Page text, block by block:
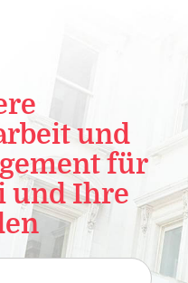
und
für
und Ihre